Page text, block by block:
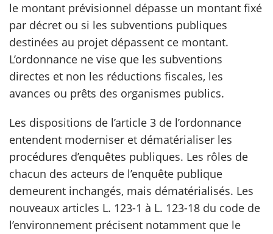
le montant prévisionnel dépasse un montant fixé
par décret ou si les subventions publiques
destinées au projet dépassent ce montant.
L’ordonnance ne vise que les subventions
directes et non les réductions fiscales, les
avances ou prêts des organismes publics.
Les dispositions de l’article 3 de l’ordonnance
entendent moderniser et dématérialiser les
procédures d’enquêtes publiques. Les rôles de
chacun des acteurs de l’enquête publique
demeurent inchangés, mais dématérialisés. Les
nouveaux articles L. 123-1 à L. 123-18 du code de
l’environnement précisent notamment que le